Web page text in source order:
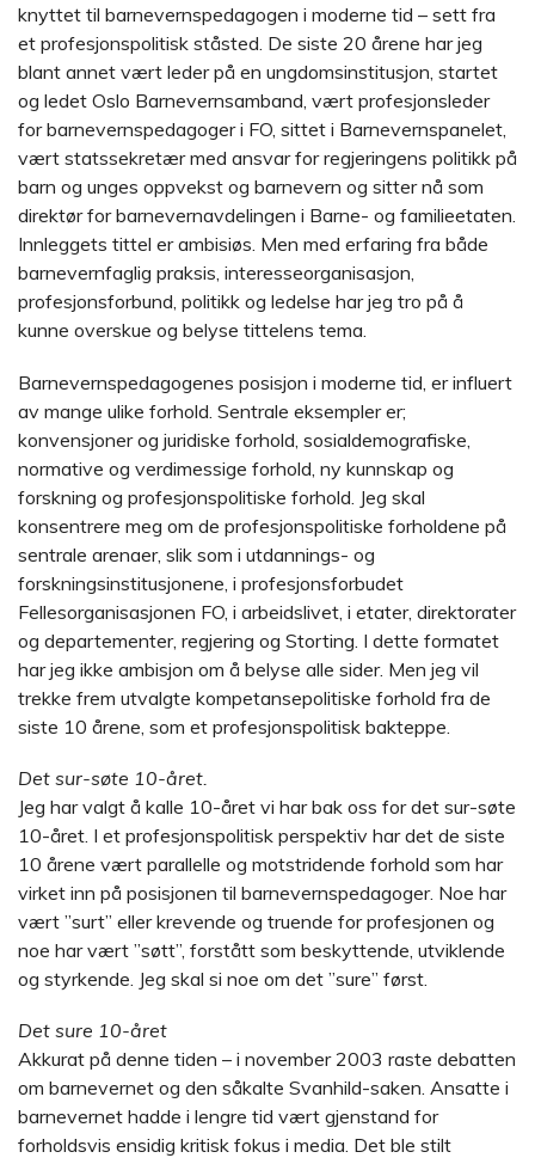
knyttet til barnevernspedagogen i moderne tid – sett fra
et profesjonspolitisk ståsted. De siste 20 årene har jeg
blant annet vært leder på en ungdomsinstitusjon, startet
og ledet Oslo Barnevernsamband, vært profesjonsleder
for barnevernspedagoger i FO, sittet i Barnevernspanelet,
vært statssekretær med ansvar for regjeringens politikk på
barn og unges oppvekst og barnevern og sitter nå som
direktør for barnevernavdelingen i Barne- og familieetaten.
Innleggets tittel er ambisiøs. Men med erfaring fra både
barnevernfaglig praksis, interesseorganisasjon,
profesjonsforbund, politikk og ledelse har jeg tro på å
kunne overskue og belyse tittelens tema.
Barnevernspedagogenes posisjon i moderne tid, er influert
av mange ulike forhold. Sentrale eksempler er;
konvensjoner og juridiske forhold, sosialdemografiske,
normative og verdimessige forhold, ny kunnskap og
forskning og profesjonspolitiske forhold. Jeg skal
konsentrere meg om de profesjonspolitiske forholdene på
sentrale arenaer, slik som i utdannings- og
forskningsinstitusjonene, i profesjonsforbudet
Fellesorganisasjonen FO, i arbeidslivet, i etater, direktorater
og departementer, regjering og Storting. I dette formatet
har jeg ikke ambisjon om å belyse alle sider. Men jeg vil
trekke frem utvalgte kompetansepolitiske forhold fra de
siste 10 årene, som et profesjonspolitisk bakteppe.
Det sur-søte 10-året.
Jeg har valgt å kalle 10-året vi har bak oss for det sur-søte
10-året. I et profesjonspolitisk perspektiv har det de siste
10 årene vært parallelle og motstridende forhold som har
virket inn på posisjonen til barnevernspedagoger. Noe har
vært ”surt” eller krevende og truende for profesjonen og
noe har vært ”søtt”, forstått som beskyttende, utviklende
og styrkende. Jeg skal si noe om det ”sure” først.
Det sure 10-året
Akkurat på denne tiden – i november 2003 raste debatten
om barnevernet og den såkalte Svanhild-saken. Ansatte i
barnevernet hadde i lengre tid vært gjenstand for
forholdsvis ensidig kritisk fokus i media. Det ble stilt